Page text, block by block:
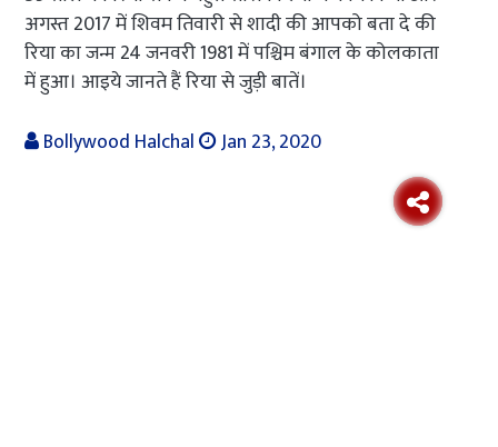
अगस्त 2017 में शिवम तिवारी से शादी की आपको बता दे की
रिया का जन्म 24 जनवरी 1981 में पश्चिम बंगाल के कोलकाता
में हुआ। आइये जानते हैं रिया से जुड़ी बातें।
Bollywood Halchal
Jan 23, 2020